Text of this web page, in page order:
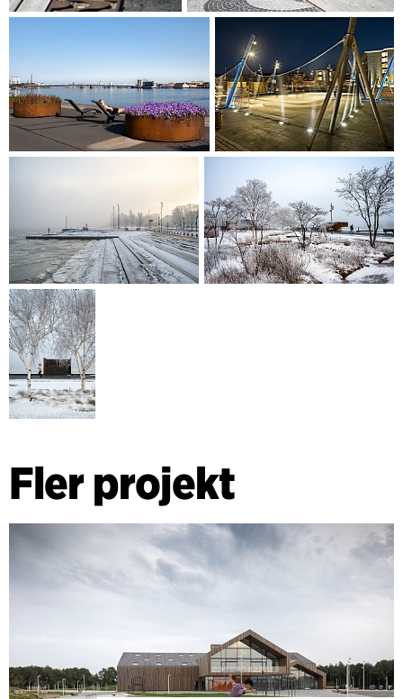
Fler projekt